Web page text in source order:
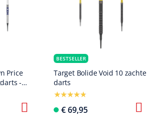
Price
-
BESTSELLER
Target Bolide Void 10 zachte
darts
€ 69,95